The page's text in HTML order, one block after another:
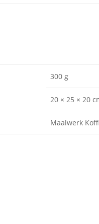
300 g
20 × 25 × 20
Maalwerk